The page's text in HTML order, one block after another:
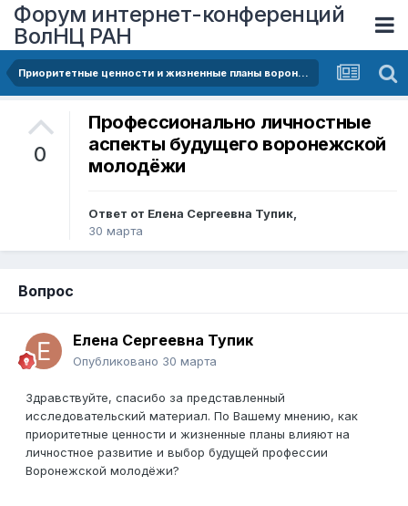
Форум интернет-конференций
ВолНЦ РАН
Приоритетные ценности и жизненные планы воронежских студентов
0
Профессионально личностные
аспекты будущего воронежской
молодёжи
Ответ от Елена Сергеевна Тупик,
30 марта
Вопрос
Елена Сергеевна Тупик
Опубликовано 30 марта
Здравствуйте, спасибо за представленный
исследовательский материал. По Вашему мнению, как
приоритетные ценности и жизненные планы влияют на
личностное развитие и выбор будущей профессии
Воронежской молодёжи?